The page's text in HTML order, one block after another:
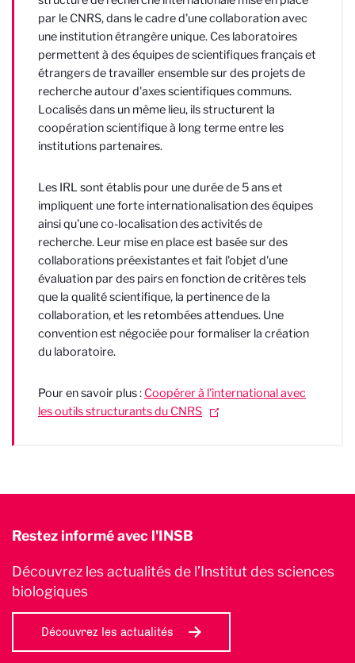
par le CNRS, dans le cadre d'une collaboration avec
une institution étrangère unique. Ces laboratoires
permettent à des équipes de scientifiques français et
étrangers de travailler ensemble sur des projets de
recherche autour d'axes scientifiques communs.
Localisés dans un même lieu, ils structurent la
coopération scientifique à long terme entre les
institutions partenaires.
Les IRL sont établis pour une durée de 5 ans et
impliquent une forte internationalisation des équipes
ainsi qu'une co-localisation des activités de
recherche. Leur mise en place est basée sur des
collaborations préexistantes et fait l'objet d'une
évaluation par des pairs en fonction de critères tels
que la qualité scientifique, la pertinence de la
collaboration, et les retombées attendues. Une
convention est négociée pour formaliser la création
du laboratoire.
Pour en savoir plus : Coopérer à l'international avec
les outils structurants du CNRS
Restez informé avec l'INSB
Découvrez les actualités de l’Institut des sciences
biologiques
Découvrez les actualités